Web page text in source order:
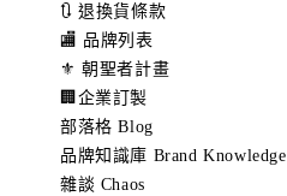
🔃 退換貨條款
🏬 品牌列表
⚜️ 朝聖者計畫
🏢企業訂製
部落格 Blog
品牌知識庫 Brand Knowledge
雜談 Chaos